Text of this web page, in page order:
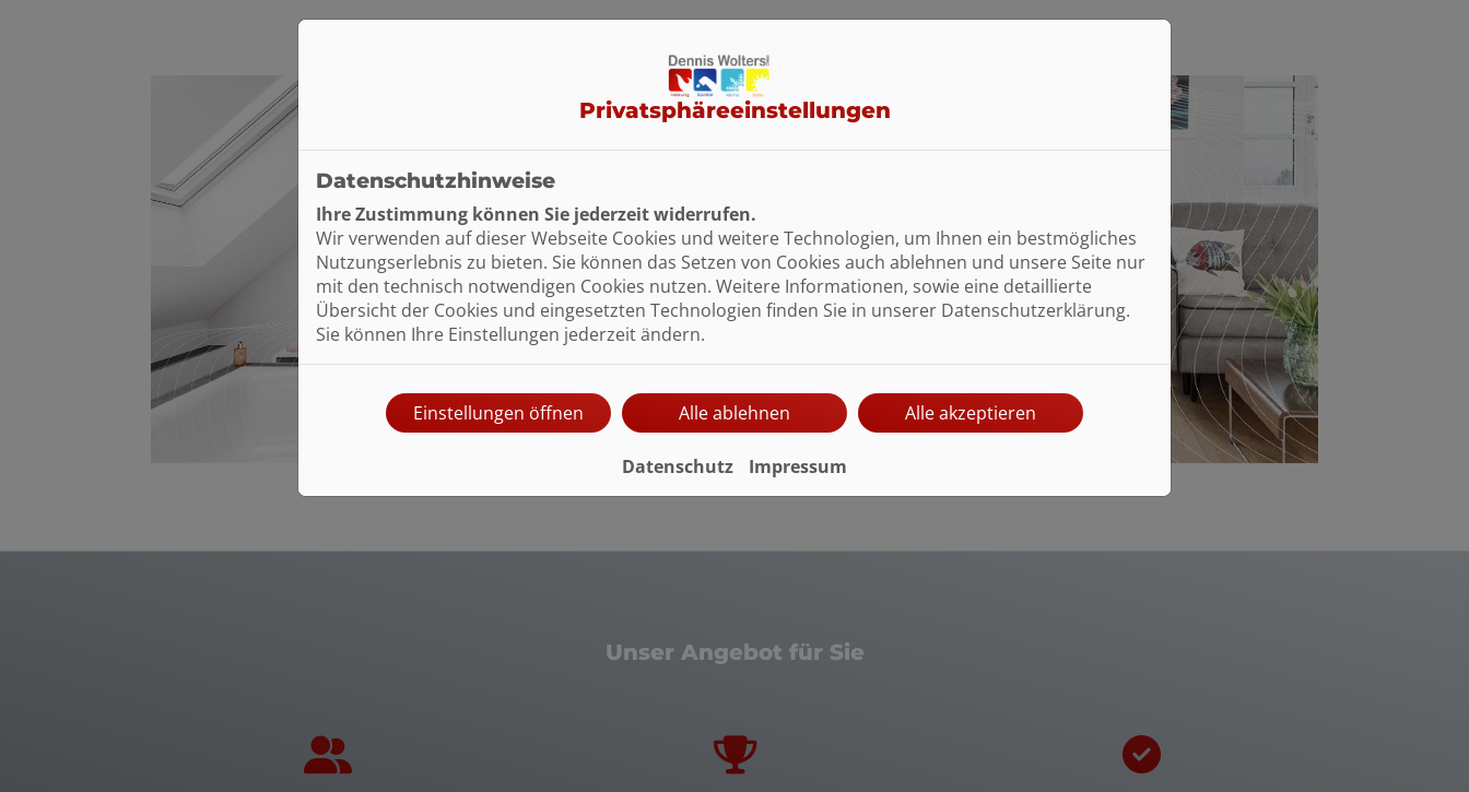
Unser Angebot für Sie
Privatsphäre­einstellungen
Datenschutzhinweise
Ihre Zustimmung können Sie jederzeit widerrufen.
Wir verwenden auf dieser Webseite Cookies und weitere Technologien, um Ihnen ein bestmögliches
Nutzungserlebnis zu bieten. Sie können das Setzen von Cookies auch ablehnen und unsere Seite nur
mit den technisch notwendigen Cookies nutzen. Weitere Informationen, sowie eine detaillierte
Übersicht der Cookies und eingesetzten Technologien finden Sie in unserer Datenschutzerklärung.
Sie können Ihre Einstellungen jederzeit ändern.
Einstellungen öffnen Alle ablehnen Alle akzeptieren
Datenschutz Impressum